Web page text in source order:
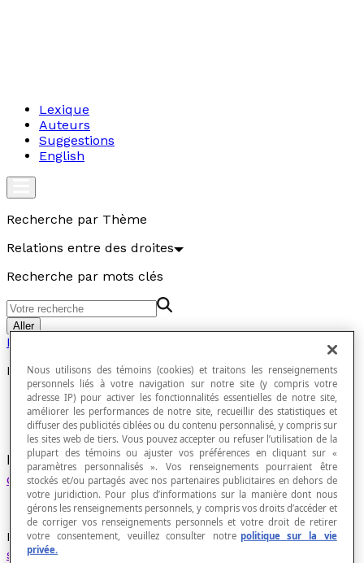
Lexique
Auteurs
Suggestions
English
Recherche par Thème
Relations entre des droites
Recherche par mots clés
Aller
Relations entre des droites
Droites orthogonales
Droites de l'espace qui sontparallèlesà des
droites perpendiculaires.
Des droitesorthogonales ne sont pas nécessairement
sécantes
Nous utilisons des témoins (cookies) et traitons les renseignements
personnels liés à votre navigation sur notre site (y compris votre
adresse IP) pour activer les fonctionnalités essentielles de notre site,
améliorer les performances de notre site, recueillir des statistiques et
diffuser des publicités ciblées ou du contenu personnalisé, y compris sur
les sites web de tiers. Vous pouvez accepter ou refuser l’utilisation de la
plupart des témoins ou ajuster vos préférences en cliquant sur «
paramètres personnalisés ». Vos renseignements pourraient être
stockés et/ou partagés avec nos partenaires publicitaires en dehors de
votre juridiction. Pour plus d’informations sur la manière dont nous
gérons les renseignements personnels, y compris vos droits d’accéder et
de corriger vos renseignements personnels et votre droit de retirer
votre consentement, veuillez consulter notre politique sur la vie
privée.